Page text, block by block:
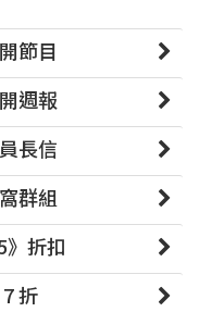
節目
週報
長信
群組
》折扣
折